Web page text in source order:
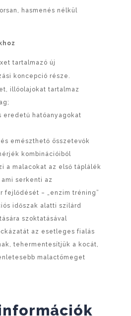
hasmenés nélkül
tartalmazó új
koncepció része.
illóolajokat tartalmaz
eredetű hatóanyagokat
emészthető összetevők
kombinációiból
a malacokat az első táplálék
serkenti az
fejlődését – „enzim tréning”
időszak alatti szilárd
szoktatásával
az esetleges fialás
tehermentesítjük a kocát,
malactömeget